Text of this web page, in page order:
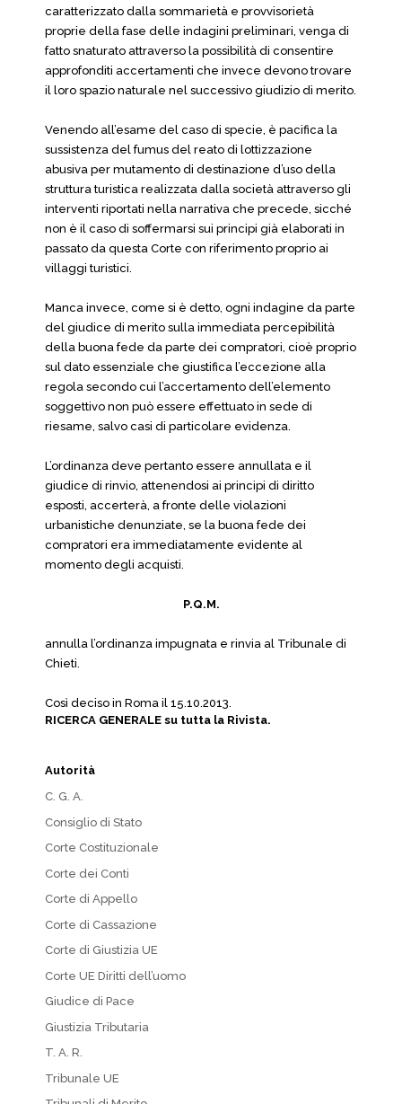
caratterizzato dalla sommarietà e provvisorietà
proprie della fase delle indagini preliminari, venga di
fatto snaturato attraverso la possibilità di consentire
approfonditi accertamenti che invece devono trovare
il loro spazio naturale nel successivo giudizio di merito.
Venendo all’esame del caso di specie, è pacifica la
sussistenza del fumus del reato di lottizzazione
abusiva per mutamento di destinazione d’uso della
struttura turistica realizzata dalla società attraverso gli
interventi riportati nella narrativa che precede, sicché
non è il caso di soffermarsi sui principi già elaborati in
passato da questa Corte con riferimento proprio ai
villaggi turistici.
Manca invece, come si è detto, ogni indagine da parte
del giudice di merito sulla immediata percepibilità
della buona fede da parte dei compratori, cioè proprio
sul dato essenziale che giustifica l’eccezione alla
regola secondo cui l’accertamento dell’elemento
soggettivo non può essere effettuato in sede di
riesame, salvo casi di particolare evidenza.
L’ordinanza deve pertanto essere annullata e il
giudice di rinvio, attenendosi ai principi di diritto
esposti, accerterà, a fronte delle violazioni
urbanistiche denunziate, se la buona fede dei
compratori era immediatamente evidente al
momento degli acquisti.
P.Q.M.
annulla l’ordinanza impugnata e rinvia al Tribunale di
Chieti.
Così deciso in Roma il 15.10.2013.
RICERCA GENERALE su tutta la Rivista.
Autorità
C. G. A.
Consiglio di Stato
Corte Costituzionale
Corte dei Conti
Corte di Appello
Corte di Cassazione
Corte di Giustizia UE
Corte UE Diritti dell’uomo
Giudice di Pace
Giustizia Tributaria
T. A. R.
Tribunale UE